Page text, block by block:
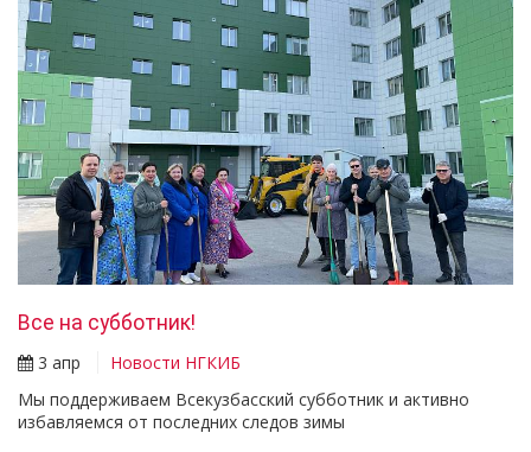
Все на субботник!
3 апр
Новости НГКИБ
Мы поддерживаем Всекузбасский субботник и активно
избавляемся от последних следов зимы